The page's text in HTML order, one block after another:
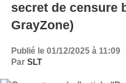
secret de censure
GrayZone)
Publié le 01/12/2025 à 11:09
Par SLT